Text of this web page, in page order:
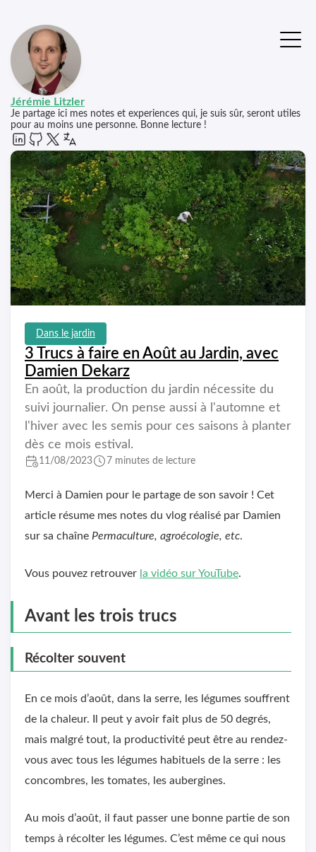
Jérémie Litzler
Je partage ici mes notes et experiences qui, je suis sûr, seront utiles
pour au moins une personne. Bonne lecture !
Dans le jardin
3 Trucs à faire en Août au Jardin, avec
Damien Dekarz
En août, la production du jardin nécessite du
suivi journalier. On pense aussi à l'automne et
l'hiver avec les semis pour ces saisons à planter
dès ce mois estival.
11/08/2023 7 minutes de lecture
Merci à Damien pour le partage de son savoir ! Cet
article résume mes notes du vlog réalisé par Damien
sur sa chaîne Permaculture, agroécologie, etc.
Vous pouvez retrouver la vidéo sur YouTube.
Avant les trois trucs
Récolter souvent
En ce mois d’août, dans la serre, les légumes souffrent
de la chaleur. Il peut y avoir fait plus de 50 degrés,
mais malgré tout, la productivité peut être au rendez-
vous avec tous les légumes habituels de la serre : les
concombres, les tomates, les aubergines.
Au mois d’août, il faut passer une bonne partie de son
temps à récolter les légumes. C’est même ce qui nous